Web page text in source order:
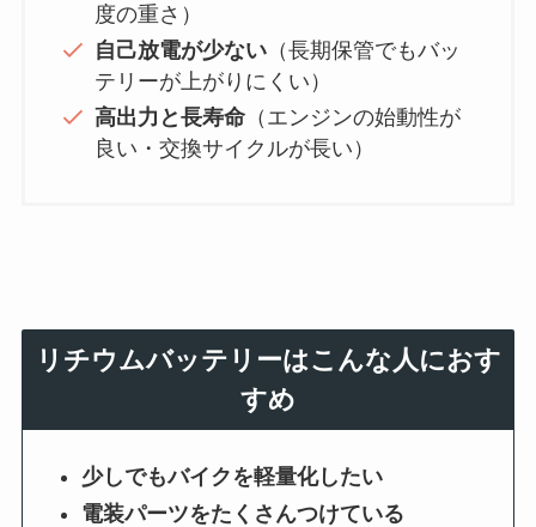
度の重さ）
自己放電が少ない （長期保管でもバッ
テリーが上がりにくい）
高出力と長寿命 （エンジンの始動性が
良い・交換サイクルが長い）
リチウムバッテリーはこんな人におす
すめ
少しでもバイクを軽量化したい
電装パーツをたくさんつけている